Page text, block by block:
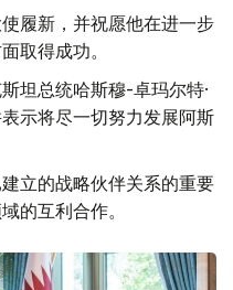
履新，并祝愿他在进一步
取得成功。
坦总统哈斯穆-卓玛尔特·
示将尽一切努力发展阿斯
立的战略伙伴关系的重要
的互利合作。